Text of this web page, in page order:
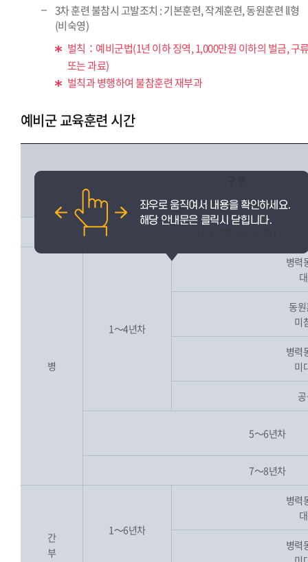
3차 훈련 불참시 고발조치 : 기본훈련, 작계훈련, 동원훈련 ll형
(비숙영)
벌칙：예비군법(1년 이하 징역, 1,000만원 이하의 벌금, 구
또는 과료)
벌칙과 병행하여 불참훈련 재부과
예비군 교육훈련 시간
병
1～4년차
병력
동
미
병력
미
5～6년차
7～8년차
간
부
1～6년차
병력
병력